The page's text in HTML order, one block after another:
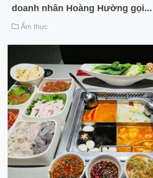
doanh nhân Hoàng Hường gọi...
Ẩm thực